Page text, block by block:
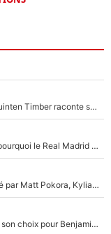
En plein cauchemar après son transfert à l'OM, Quinten Timber raconte ses doutes après sa signature à Marseille
Yan Diomandé était trop cher pour le PSG : Voilà pourquoi le Real Madrid a accepté de payer la somme record de 140M€ pour boucler son transfert !
De l'équipe de France à The Voice Kids : Contacté par Matt Pokora, Kylian Mbappé a accepté de jouer un rôle inédit sur TF1 !
La Liga sur beIN Sports c’est terminé, DAZN a fait son choix pour Benjamin Da Silva et Omar Da Fonseca !